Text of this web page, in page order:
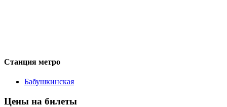
Станция метро
Бабушкинская
Цены на билеты